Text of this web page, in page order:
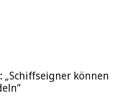
„Schiffseigner können